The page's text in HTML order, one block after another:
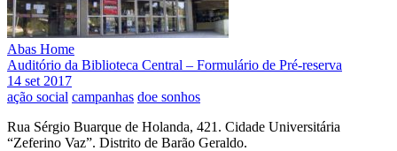
Abas Home
Auditório da Biblioteca Central – Formulário de Pré-reserva
14 set 2017
ação social campanhas doe sonhos
Rua Sérgio Buarque de Holanda, 421. Cidade Universitária
“Zeferino Vaz”. Distrito de Barão Geraldo.